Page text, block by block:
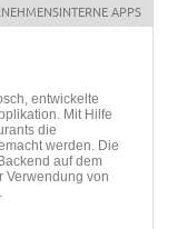
APPS
entwickelte
Mit Hilfe
die
werden. Die
auf dem
Verwendung von